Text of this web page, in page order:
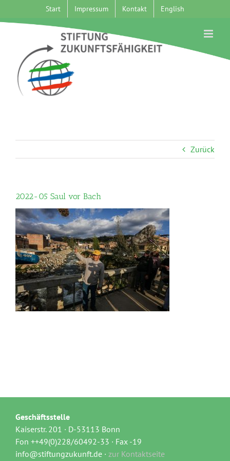
Start Impressum Kontakt English
Zurück
2022-05 Saul vor Bach
Geschäftsstelle
Kaiserstr. 201 · D-53113 Bonn
Fon ++49(0)228/60492-33 · Fax -19
info@stiftungzukunft.de · zur Kontaktseite